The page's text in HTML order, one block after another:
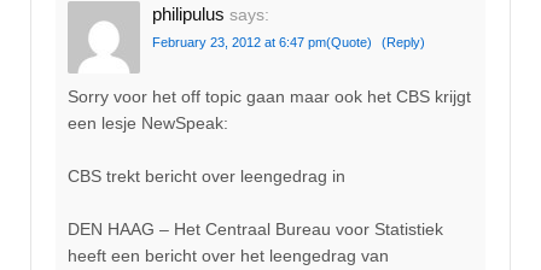
philipulus says:
February 23, 2012 at 6:47 pm(Quote) (Reply)
Sorry voor het off topic gaan maar ook het CBS krijgt
een lesje NewSpeak:
CBS trekt bericht over leengedrag in
DEN HAAG – Het Centraal Bureau voor Statistiek
heeft een bericht over het leengedrag van